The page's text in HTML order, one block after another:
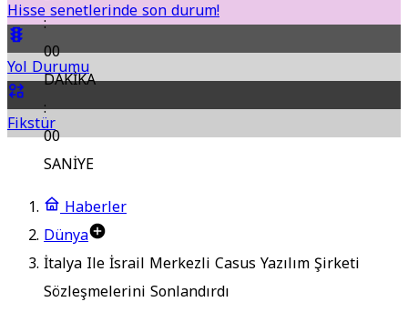
Hisse senetlerinde son durum!
Yol Durumu
Fikstür
:
00
DAKİKA
:
00
SANİYE
Haberler
Dünya
İtalya Ile İsrail Merkezli Casus Yazılım Şirketi
Sözleşmelerini Sonlandırdı